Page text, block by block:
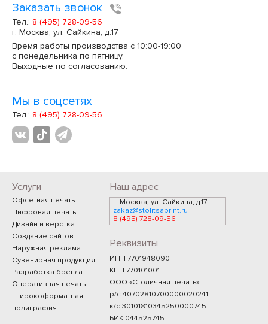
Заказать звонок
Тел.: 8 (495) 728-09-56
г. Москва, ул. Сайкина, д.17
Время работы производства с 10:00-19:00
с понедельника по пятницу.
Выходные по согласованию.
Мы в соцсетях
Тел.: 8 (495) 728-09-56
Услуги
Офсетная печать
Цифровая печать
Дизайн и верстка
Создание сайтов
Наружная реклама
Сувенирная продукция
Разработка бренда
Оперативная печать
Широкоформатная
полиграфия
Наш адрес
г. Москва, ул. Сайкина, д.17
zakaz@stolitsaprint.ru
8 (495) 728-09-56
Реквизиты
ИНН 7701948090
КПП 770101001
ООО «Столичная печать»
р/с 40702810700000020241
к/с 30101810345250000745
БИК 044525745